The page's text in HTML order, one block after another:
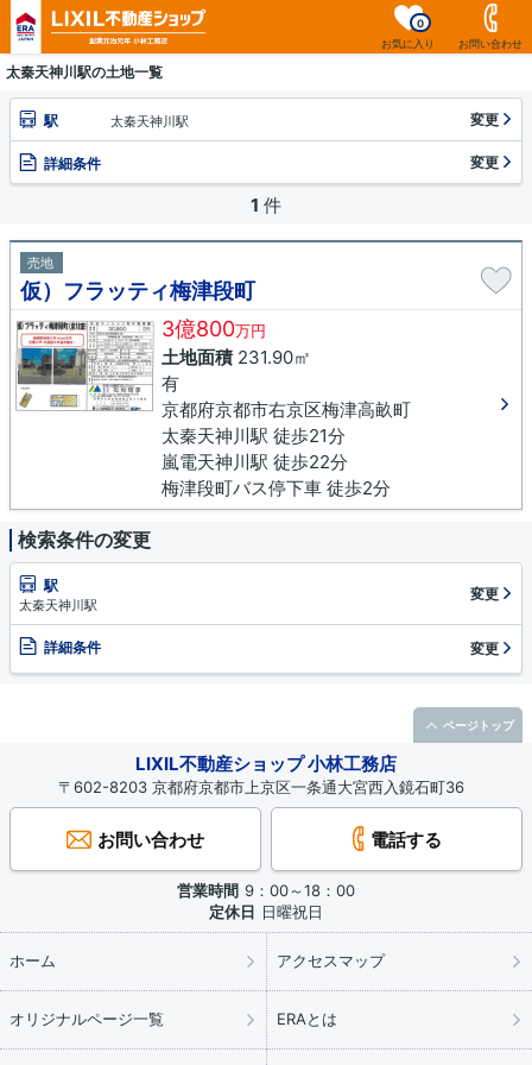
お気に入り
0
お問い合わせ
太秦天神川駅の土地一覧
駅 太秦天神川駅 変更
詳細条件 変更
1 件
売地
仮）フラッティ梅津段町
3億800万円
土地面積231.90㎡
有
京都府京都市右京区梅津高畝町
太秦天神川駅 徒歩21分
嵐電天神川駅 徒歩22分
梅津段町バス停下車 徒歩2分
検索条件の変更
駅
太秦天神川駅
変更
詳細条件 変更
LIXIL不動産ショップ 小林工務店
〒602-8203 京都府京都市上京区一条通大宮西入鏡石町36
お問い合わせ 電話する
営業時間 9：00～18：00
定休日 日曜祝日
ホーム アクセスマップ
オリジナルページ一覧 ERAとは
ページトップ